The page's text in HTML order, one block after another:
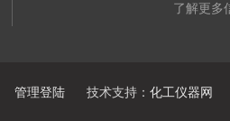
了解更多
管理登陆技术支持： 化工仪器网